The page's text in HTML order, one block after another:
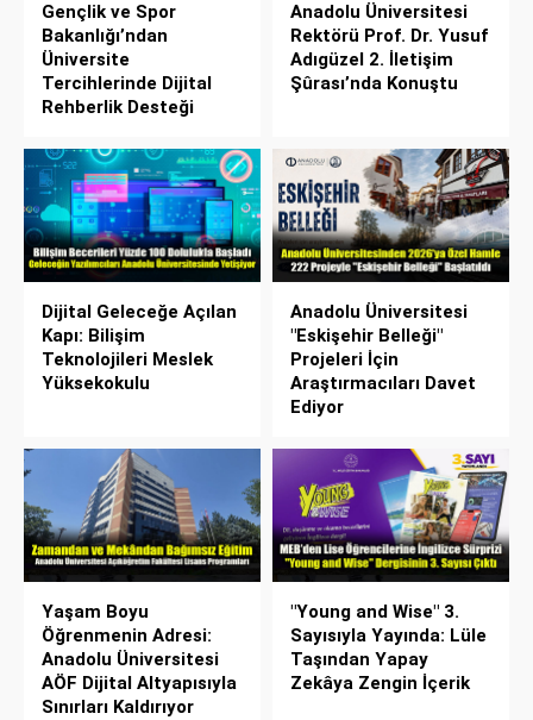
Gençlik ve Spor
Bakanlığı’ndan
Üniversite
Tercihlerinde Dijital
Rehberlik Desteği
Anadolu Üniversitesi
Rektörü Prof. Dr. Yusuf
Adıgüzel 2. İletişim
Şûrası’nda Konuştu
Dijital Geleceğe Açılan
Kapı: Bilişim
Teknolojileri Meslek
Yüksekokulu
Anadolu Üniversitesi
"Eskişehir Belleği"
Projeleri İçin
Araştırmacıları Davet
Ediyor
Yaşam Boyu
Öğrenmenin Adresi:
Anadolu Üniversitesi
AÖF Dijital Altyapısıyla
Sınırları Kaldırıyor
"Young and Wise" 3.
Sayısıyla Yayında: Lüle
Taşından Yapay
Zekâya Zengin İçerik